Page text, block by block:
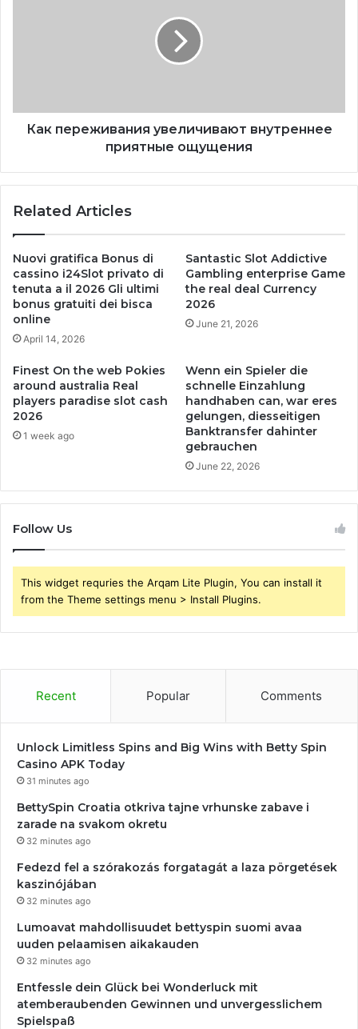
Как переживания увеличивают внутреннее
приятные ощущения
Related Articles
Nuovi gratifica Bonus di
cassino i24Slot privato di
tenuta a il 2026 Gli ultimi
bonus gratuiti dei bisca
online
April 14, 2026
Santastic Slot Addictive
Gambling enterprise Game
the real deal Currency
2026
June 21, 2026
Finest On the web Pokies
around australia Real
players paradise slot cash
2026
1 week ago
Wenn ein Spieler die
schnelle Einzahlung
handhaben can, war eres
gelungen, diesseitigen
Banktransfer dahinter
gebrauchen
June 22, 2026
Follow Us
This widget requries the Arqam Lite Plugin, You can install it
from the Theme settings menu > Install Plugins.
Recent Popular Comments
Unlock Limitless Spins and Big Wins with Betty Spin
Casino APK Today
31 minutes ago
BettySpin Croatia otkriva tajne vrhunske zabave i
zarade na svakom okretu
32 minutes ago
Fedezd fel a szórakozás forgatagát a laza pörgetések
kaszinójában
32 minutes ago
Lumoavat mahdollisuudet bettyspin suomi avaa
uuden pelaamisen aikakauden
32 minutes ago
Entfessle dein Glück bei Wonderluck mit
atemberaubenden Gewinnen und unvergesslichem
Spielspaß